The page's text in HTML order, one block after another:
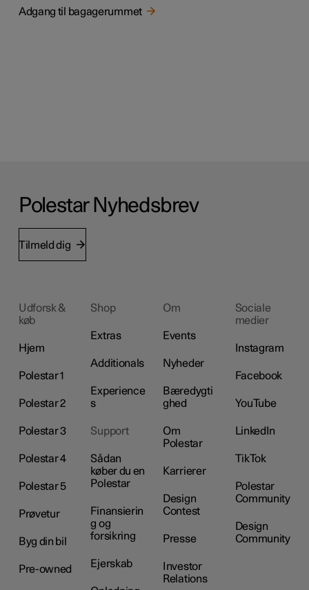
Adgang til bagagerummet
Polestar Nyhedsbrev
Tilmeld dig
Udforsk &
køb
Hjem
Polestar 1
Polestar 2
Polestar 3
Polestar 4
Polestar 5
Prøvetur
Byg din bil
Pre-owned
Shop
Extras
Additionals
Experience
s
Support
Sådan
køber du en
Polestar
Finansierin
g og
forsikring
Ejerskab
Om
Events
Nyheder
Bæredygti
ghed
Om
Polestar
Karrierer
Design
Contest
Presse
Investor
Relations
Sociale
medier
Instagram
Facebook
YouTube
LinkedIn
TikTok
Polestar
Community
Design
Community